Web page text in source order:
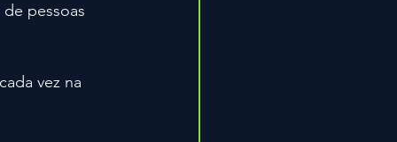
pessoas
vez na